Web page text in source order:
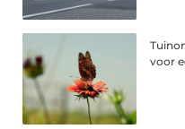
voor